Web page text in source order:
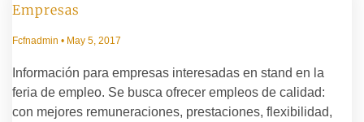
Empresas
Fcfnadmin May 5, 2017
Información para empresas interesadas en stand en la
feria de empleo. Se busca ofrecer empleos de calidad:
con mejores remuneraciones, prestaciones, flexibilidad,